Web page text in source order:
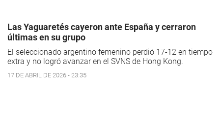
Las Yaguaretés cayeron ante España y cerraron
últimas en su grupo
El seleccionado argentino femenino perdió 17-12 en tiempo
extra y no logró avanzar en el SVNS de Hong Kong.
17 DE ABRIL DE 2026 - 23:35